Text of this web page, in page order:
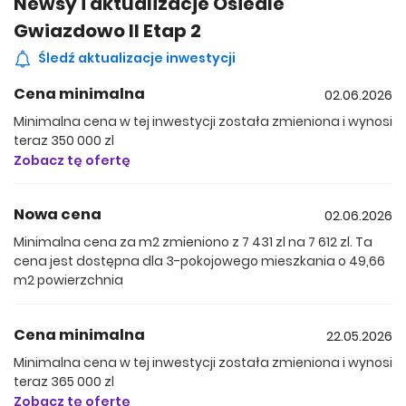
o osobach poszukujących komfortowego miejsca do życia
w otoczeniu natury. Każdy lokal posiada własny ogród
oraz nawet dwa miejsca postojowe w cenie. Inwestycja
wyróżnia się nowoczesnymi i energooszczędnymi
rozwiązaniami, takimi jak panele fotowoltaiczne czy
ponad 10 000 m² stref rekreacji i aktywności oraz blisko 4
000 m² terenów relaksu. Dodatkowym atutem jest
kompletna infrastruktura obejmująca sklepy, restaurację,
część osiedla licząca 450 lokali została już zrealizowana,
dzięki czemu przyszli mieszkańcy mogą na własne oczy
zobaczyć standard wykonania i funkcjonujące otoczenie
inwestycji.
Gwiazdowie, niedaleko Kostrzyna Wielkopolskiego,
zaledwie 15 minut od Poznania i około 10 minut od
Swarzędza. To doskonałe miejsce dla osób, które chcą
mieszkać z dala od miejskiego zgiełku, nie rezygnując z
Gwiazdowo II Etap 2
Śledź aktualizacje inwestycji
Cena minimalna
02.06.2026
Minimalna cena w tej inwestycji została zmieniona i wynosi
teraz 350 000 zl
Zobacz tę ofertę
Nowa cena
02.06.2026
Minimalna cena za m2 zmieniono z 7 431 zl na 7 612 zl. Ta
cena jest dostępna dla 3-pokojowego mieszkania o 49,66
m2 powierzchnia
Cena minimalna
22.05.2026
Minimalna cena w tej inwestycji została zmieniona i wynosi
teraz 365 000 zl
Zobacz tę ofertę